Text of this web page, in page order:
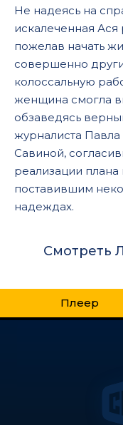
Не надеясь на
искалеченная
пожелав начать
совершенно
колоссальную
женщина смогла
обзаведясь
журналиста
Савиной,
реализации
поставившим
надеждах.
Смотреть
Плеер